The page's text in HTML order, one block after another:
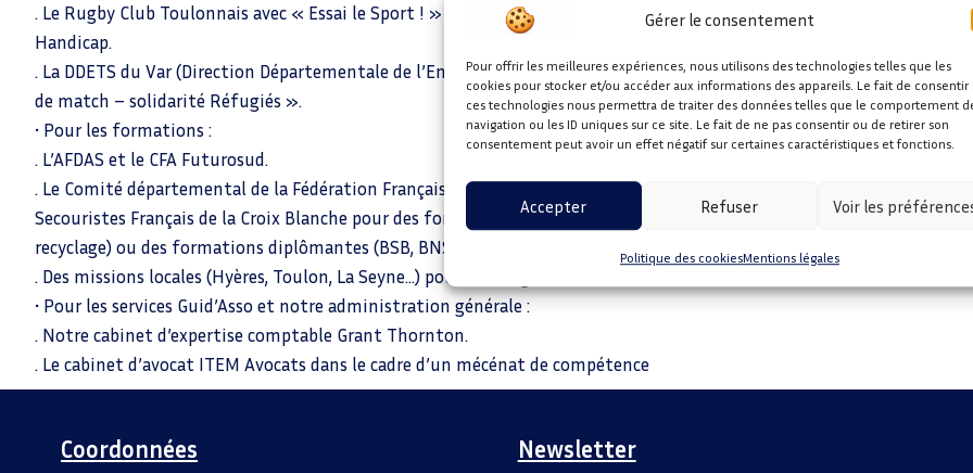
Gérer le consentement
Pour offrir les meilleures expériences, nous utilisons des technologies telles que les
cookies pour stocker et/ou accéder aux informations des appareils. Le fait de consentir
ces technologies nous permettra de traiter des données telles que le comportement
navigation ou les ID uniques sur ce site. Le fait de ne pas consentir ou de retirer son
consentement peut avoir un effet négatif sur certaines caractéristiques et fonctions.
Accepter Refuser Voir les
Politique des cookiesMentions légales
. Le Rugby Club Toulonnais avec « Essai le Sport ! » pour l’inclusion des Personnes en Situation de
Handicap.
. La DDETS du Var (Direction Départementale de l’Emploi, du Travail et des Solidarités) avec « Balle
de match – solidarité Réfugiés ».
• Pour les formations :
. L’AFDAS et le CFA Futurosud.
. Le Comité départemental de la Fédération Française Sauvetage et Secourisme (FFSS), les
Secouristes Français de la Croix Blanche pour des formations de secourisme (PSC, PSE1 et
recyclage) ou des formations diplômantes (BSB, BNSSA).
. Des missions locales (Hyères, Toulon, La Seyne…) pour « Plongeons vers l’avenir ».
• Pour les services Guid’Asso et notre administration générale :
. Notre cabinet d’expertise comptable Grant Thornton.
. Le cabinet d’avocat ITEM Avocats dans le cadre d’un mécénat de compétence
Coordonnées Newsletter